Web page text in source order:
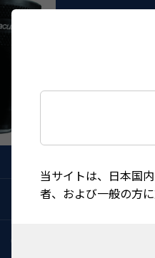
当サイトは、日本国
者、および一般の方
レーザースポット倍率
0.67X